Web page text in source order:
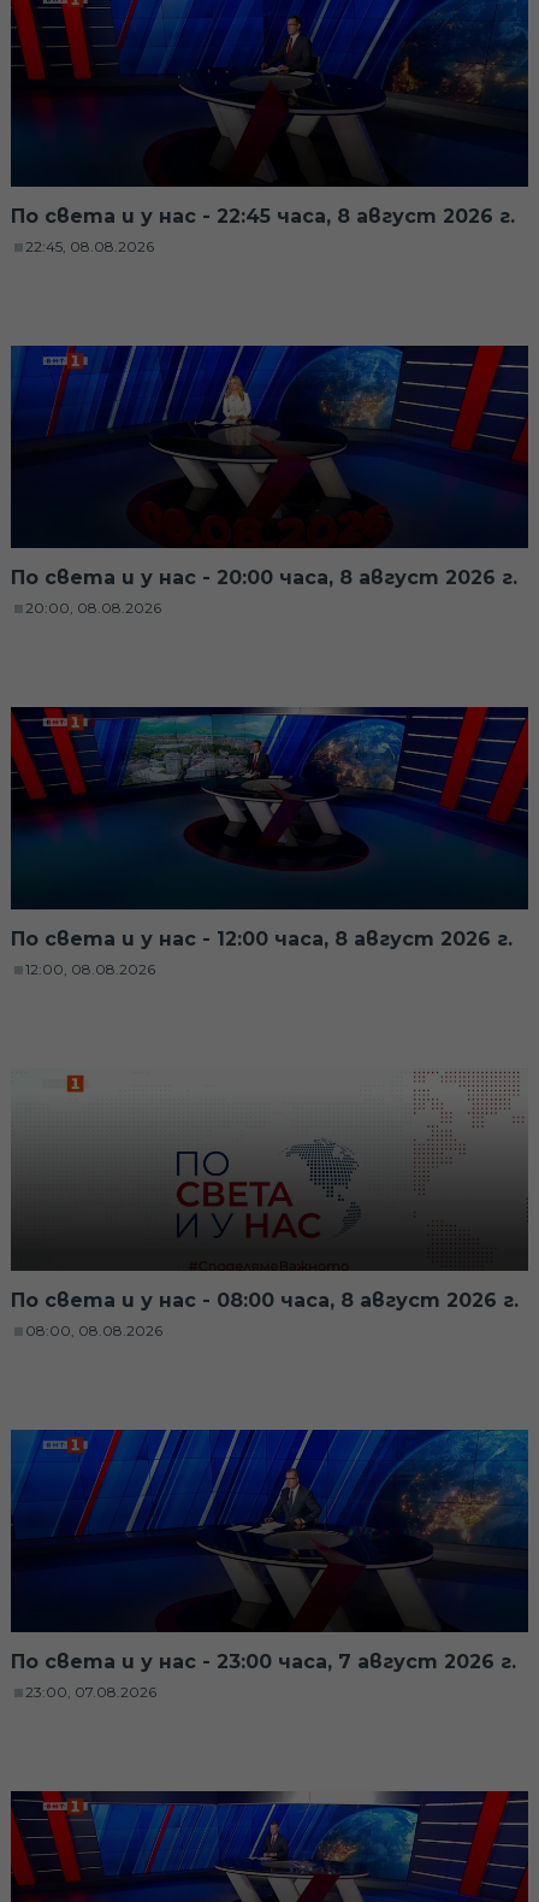
По света и у нас - 22:45 часа, 8 август 2026 г.
22:45, 08.08.2026
По света и у нас - 20:00 часа, 8 август 2026 г.
20:00, 08.08.2026
По света и у нас - 12:00 часа, 8 август 2026 г.
12:00, 08.08.2026
По света и у нас - 08:00 часа, 8 август 2026 г.
08:00, 08.08.2026
По света и у нас - 23:00 часа, 7 август 2026 г.
23:00, 07.08.2026